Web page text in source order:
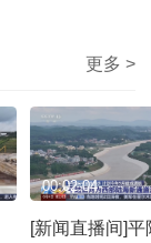
更多 >
[新闻直播间]平
00:02:04